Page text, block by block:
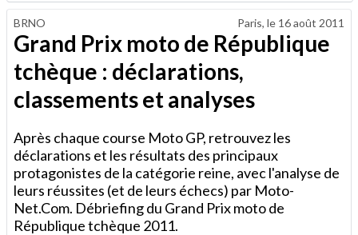
BRNO Paris, le 16 août 2011
Grand Prix moto de République
tchèque : déclarations,
classements et analyses
Après chaque course Moto GP, retrouvez les
déclarations et les résultats des principaux
protagonistes de la catégorie reine, avec l'analyse de
leurs réussites (et de leurs échecs) par Moto-
Net.Com. Débriefing du Grand Prix moto de
République tchèque 2011.